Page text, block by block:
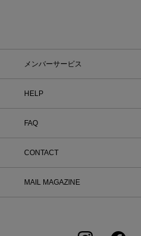
メンバーサービス
HELP
FAQ
CONTACT
MAIL MAGAZINE